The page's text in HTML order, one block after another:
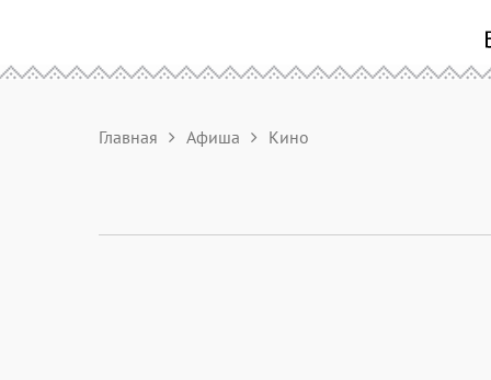
Главная Афиша Кино